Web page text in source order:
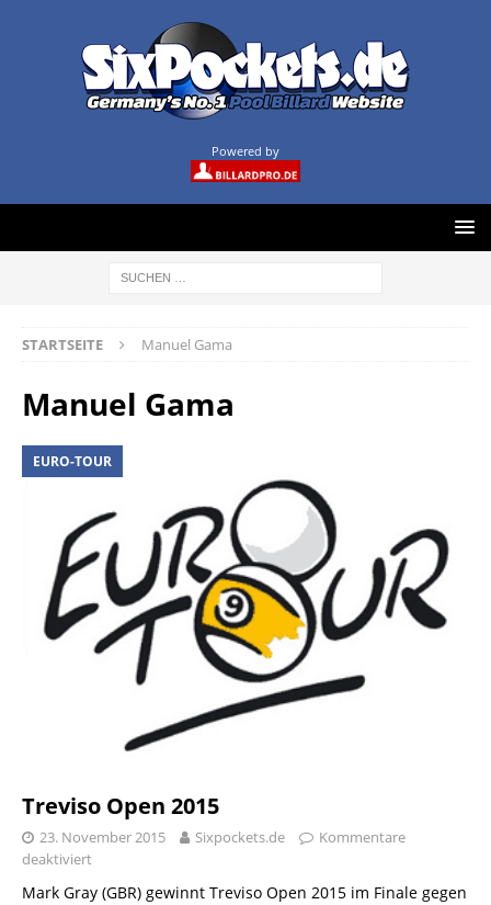
Powered by
STARTSEITE Manuel Gama
Manuel Gama
EURO-TOUR
Treviso Open 2015
23. November 2015 Sixpockets.de
Kommentare
deaktiviert
Mark Gray (GBR) gewinnt Treviso Open 2015 im Finale gegen